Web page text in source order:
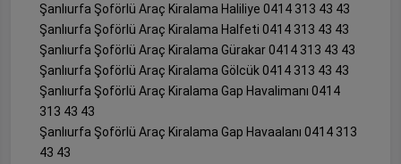
Şanlıurfa Şoförlü Araç Kiralama Haliliye 0414 313 43 43
Şanlıurfa Şoförlü Araç Kiralama Halfeti 0414 313 43 43
Şanlıurfa Şoförlü Araç Kiralama Gürakar 0414 313 43 43
Şanlıurfa Şoförlü Araç Kiralama Gölcük 0414 313 43 43
Şanlıurfa Şoförlü Araç Kiralama Gap Havalimanı 0414
313 43 43
Şanlıurfa Şoförlü Araç Kiralama Gap Havaalanı 0414 313
43 43